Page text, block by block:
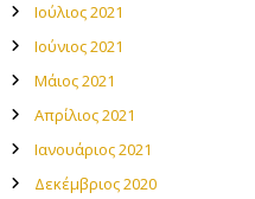
Ιούλιος 2021
Ιούνιος 2021
Μάιος 2021
Απρίλιος 2021
Ιανουάριος 2021
Δεκέμβριος 2020